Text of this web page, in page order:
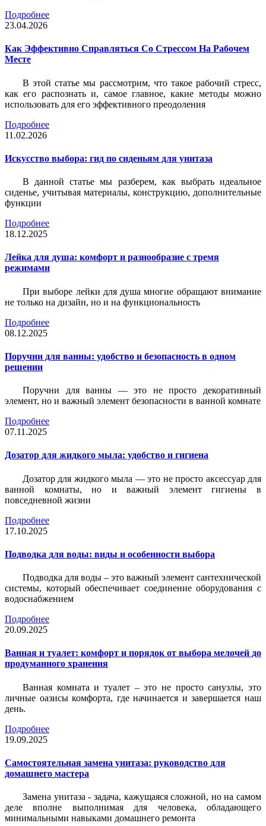
Подробнее
23.04.2026
Как Эффективно Справляться Со Стрессом На Рабочем
Месте
В этой статье мы рассмотрим, что такое рабочий стресс,
как его распознать и, самое главное, какие методы можно
использовать для его эффективного преодоления
Подробнее
11.02.2026
Искусство выбора: гид по сиденьям для унитаза
В данной статье мы разберем, как выбрать идеальное
сиденье, учитывая материалы, конструкцию, дополнительные
функции
Подробнее
18.12.2025
Лейка для душа: комфорт и разнообразие с тремя
режимами
При выборе лейки для душа многие обращают внимание
не только на дизайн, но и на функциональность
Подробнее
08.12.2025
Поручни для ванны: удобство и безопасность в одном
решении
Поручни для ванны — это не просто декоративный
элемент, но и важный элемент безопасности в ванной комнате
Подробнее
07.11.2025
Дозатор для жидкого мыла: удобство и гигиена
Дозатор для жидкого мыла — это не просто аксессуар для
ванной комнаты, но и важный элемент гигиены в
повседневной жизни
Подробнее
17.10.2025
Подводка для воды: виды и особенности выбора
Подводка для воды – это важный элемент сантехнической
системы, который обеспечивает соединение оборудования с
водоснабжением
Подробнее
20.09.2025
Ванная и туалет: комфорт и порядок от выбора мелочей до
продуманного хранения
Ванная комната и туалет – это не просто санузлы, это
личные оазисы комфорта, где начинается и завершается наш
день.
Подробнее
19.09.2025
Самостоятельная замена унитаза: руководство для
домашнего мастера
Замена унитаза - задача, кажущаяся сложной, но на самом
деле вполне выполнимая для человека, обладающего
минимальными навыками домашнего ремонта